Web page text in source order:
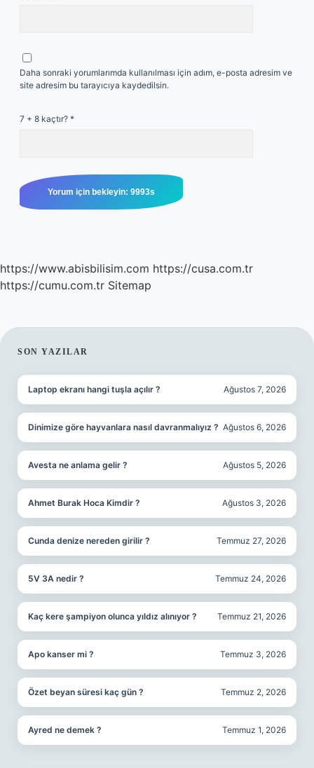
Daha sonraki yorumlarımda kullanılması için adım, e-posta adresim ve
site adresim bu tarayıcıya kaydedilsin.
7 + 8 kaçtır? *
https://www.abisbilisim.com https://cusa.com.tr
https://cumu.com.tr Sitemap
SIDEBAR
SON YAZILAR
Laptop ekranı hangi tuşla açılır ? Ağustos 7, 2026
Dinimize göre hayvanlara nasıl davranmalıyız ? Ağustos 6, 2026
Avesta ne anlama gelir ? Ağustos 5, 2026
Ahmet Burak Hoca Kimdir ? Ağustos 3, 2026
Cunda denize nereden girilir ? Temmuz 27, 2026
5V 3A nedir ? Temmuz 24, 2026
Kaç kere şampiyon olunca yıldız alınıyor ? Temmuz 21, 2026
Apo kanser mi ? Temmuz 3, 2026
Özet beyan süresi kaç gün ? Temmuz 2, 2026
Ayred ne demek ? Temmuz 1, 2026